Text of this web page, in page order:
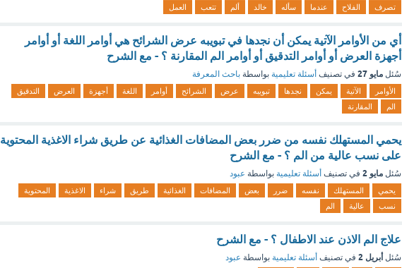
تصرف الفلاح عندما سأله خالد ألم تتعب العمل
أي من الأوامر الآتية يمكن أن نجدها في تبويبه عرض الشرائح هي أوامر اللغة أو أوامر
أجهزة العرض أو أوامر التدقيق أو أوامر الم المقارنة ؟ - مع الشرح
سُئل مايو 27 في تصنيف أسئلة تعليمية بواسطة باحث المعرفة
الأوامر الآتية يمكن نجدها تبويبه عرض الشرائح أوامر اللغة أجهزة العرض
التدقيق
الم
المقارنة
يحمي المستهلك نفسه من ضرر بعض المضافات الغذائية عن طريق شراء الاغذية المحتوية
على نسب عالية من الم ؟ - مع الشرح
سُئل مايو 2 في تصنيف أسئلة تعليمية بواسطة عبود
يحمي المستهلك نفسه ضرر بعض المضافات الغذائية طريق شراء الاغذية
المحتوية
نسب
عالية الم
علاج الم الاذن عند الاطفال ؟ - مع الشرح
سُئل أبريل 2 في تصنيف أسئلة تعليمية بواسطة عبود